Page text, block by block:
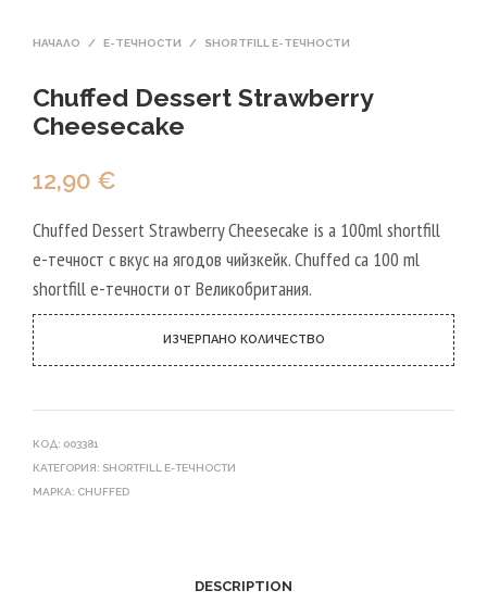
НАЧАЛО / Е-ТЕЧНОСТИ / SHORTFILL Е-ТЕЧНОСТИ
Chuffed Dessert Strawberry
Cheesecake
12,90 €
Chuffed Dessert Strawberry Cheesecake is a 100ml shortfill
e-течност с вкус на ягодов чийзкейк. Chuffed са 100 ml
shortfill e-течности от Великобритания.
ИЗЧЕРПАНО КОЛИЧЕСТВО
КОД: 003381
КАТЕГОРИЯ: SHORTFILL Е-ТЕЧНОСТИ
МАРКА: CHUFFED
DESCRIPTION